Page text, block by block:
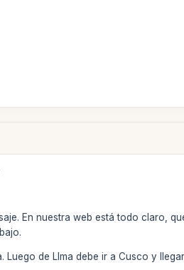
En nuestra web está todo claro,
Luego de LIma debe ir a Cusco y